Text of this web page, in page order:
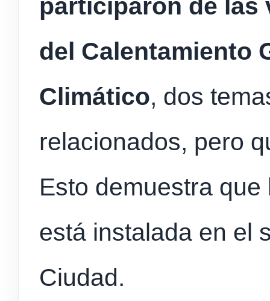
participaron de las
del Calentamiento
Climático, dos
relacionados, pero
Esto demuestra
está instalada en el
Ciudad.